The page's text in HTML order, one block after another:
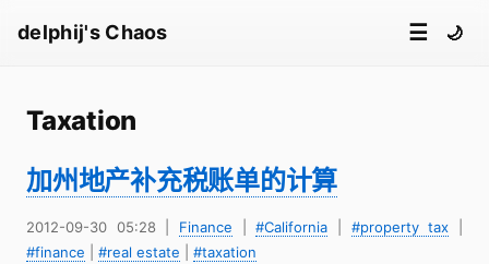
delphij's Chaos ☰ 🌙
Taxation
加州地产补充税账单的计算
2012-09-30 05:28| Finance |#California #property tax
#finance
#real estate #taxation